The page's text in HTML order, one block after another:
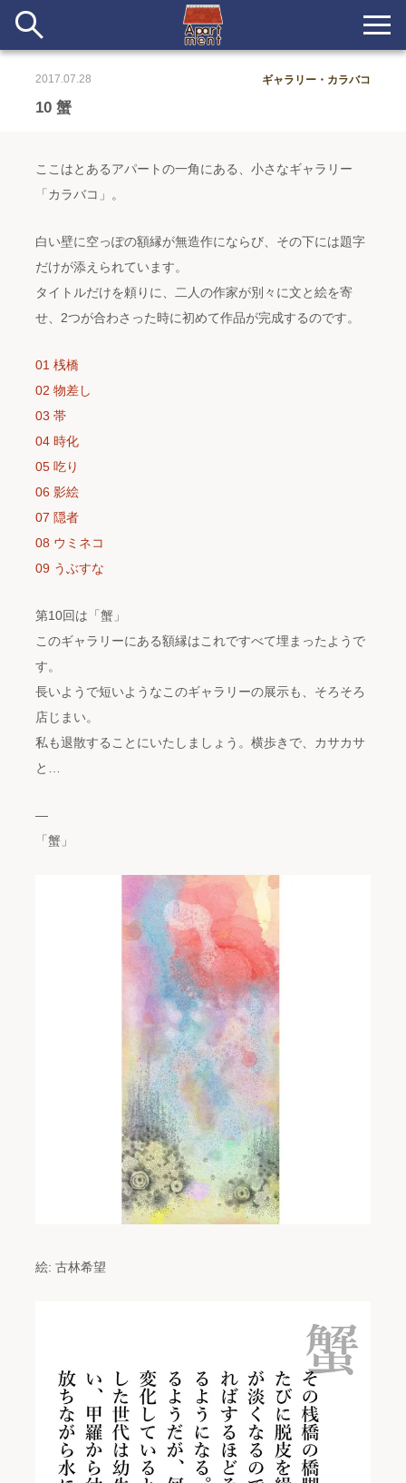
#アイデア #イベント #インド #エッセイ #ボツ #マルシェ
イベント&ショップ
入居者一覧
10 蟹
2017.07.28 ギャラリー・カラバコ
ここはとあるアパートの一角にある、小さなギャラリー
「カラバコ」。
白い壁に空っぽの額縁が無造作にならび、その下には題字
だけが添えられています。
タイトルだけを頼りに、二人の作家が別々に文と絵を寄
せ、2つが合わさった時に初めて作品が完成するのです。
01 桟橋
02 物差し
03 帯
04 時化
05 吃り
06 影絵
07 隠者
08 ウミネコ
09 うぶすな
第10回は「蟹」
このギャラリーにある額縁はこれですべて埋まったようで
す。
長いようで短いようなこのギャラリーの展示も、そろそろ
店じまい。
私も退散することにいたしましょう。横歩きで、カサカサ
と…
—
「蟹」
絵: 古林希望